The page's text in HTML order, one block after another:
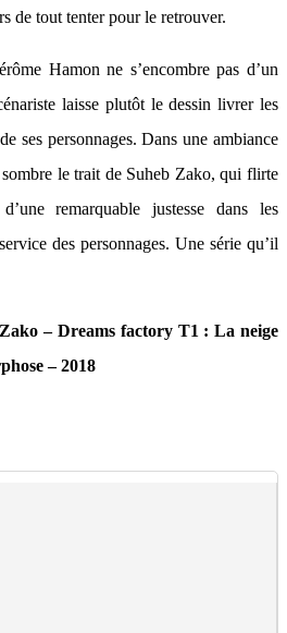
de tout tenter pour le retrouver.
Hamon ne s’encombre pas d’un
laisse plutôt le dessin livrer les
ses personnages. Dans une ambiance
le trait de Suheb Zako, qui flirte
remarquable justesse dans les
des personnages. Une série qu’il
– Dreams factory T1 : La neige
– 2018